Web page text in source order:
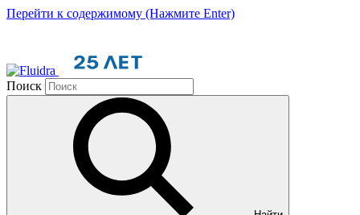
Перейти к содержимому (Нажмите Enter)
Поиск